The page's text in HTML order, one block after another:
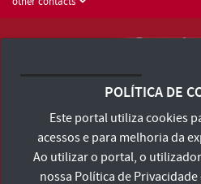
Terms and Conditions
Accessibility
POLÍTICA DE
Este portal utiliza cookies
acessos e para melhoria da
Ao utilizar o portal, o
nossa Política de Privacidade